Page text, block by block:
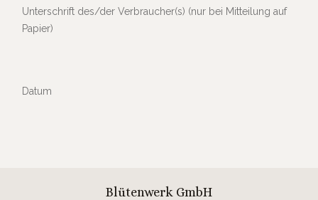
Unterschrift des/der Verbraucher(s) (nur bei Mitteilung auf
Papier)
Datum
Blütenwerk GmbH